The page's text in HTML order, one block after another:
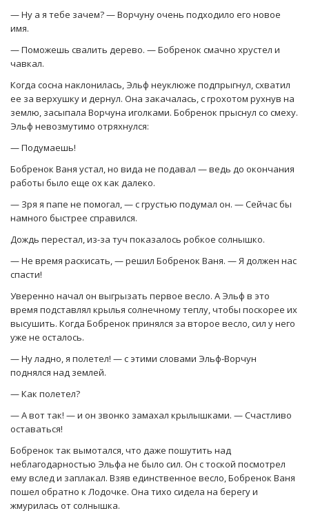
— Ну а я тебе зачем? — Ворчуну очень подходило его новое
имя.
— Поможешь свалить дерево. — Бобренок смачно хрустел и
чавкал.
Когда сосна наклонилась, Эльф неуклюже подпрыгнул, схватил
ее за верхушку и дернул. Она закачалась, с грохотом рухнув на
землю, засыпала Ворчуна иголками. Бобренок прыснул со смеху.
Эльф невозмутимо отряхнулся:
— Подумаешь!
Бобренок Ваня устал, но вида не подавал — ведь до окончания
работы было еще ох как далеко.
— Зря я папе не помогал, — с грустью подумал он. — Сейчас бы
намного быстрее справился.
Дождь перестал, из-за туч показалось робкое солнышко.
— Не время раскисать, — решил Бобренок Ваня. — Я должен нас
спасти!
Уверенно начал он выгрызать первое весло. А Эльф в это
время подставлял крылья солнечному теплу, чтобы поскорее их
высушить. Когда Бобренок принялся за второе весло, сил у него
уже не осталось.
— Ну ладно, я полетел! — с этими словами Эльф-Ворчун
поднялся над землей.
— Как полетел?
— А вот так! — и он звонко замахал крылышками. — Счастливо
оставаться!
Бобренок так вымотался, что даже пошутить над
неблагодарностью Эльфа не было сил. Он с тоской посмотрел
ему вслед и заплакал. Взяв единственное весло, Бобренок Ваня
пошел обратно к Лодочке. Она тихо сидела на берегу и
жмурилась от солнышка.